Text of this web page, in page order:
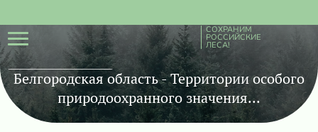
Белгородская область - Территории особого
природоохранного значения...
СОХРАНИМ
РОССИЙСКИЕ
ЛЕСА!